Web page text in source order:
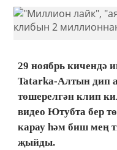
29 ноябрь кичендә
Tatarka-Алтын дип
төшерелгән клип
видео Ютубта бер
карау һәм биш мең
җыйды.